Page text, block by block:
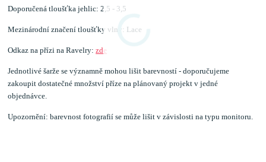
Doporučená tloušťka jehlic: 2,5 - 3,5
Mezinárodní značení tloušťky vlny: Lace
Odkaz na přízi na Ravelry:zde
Jednotlivé šarže se významně mohou lišit barevností - doporučujeme
zakoupit dostatečné množství příze na plánovaný projekt v jedné
objednávce.
Upozornění: barevnost fotografií se může lišit v závislosti na typu monitoru.